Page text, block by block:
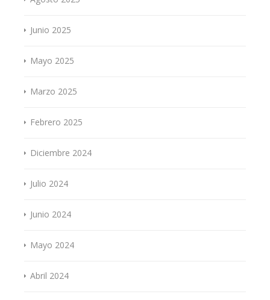
Junio 2025
Mayo 2025
Marzo 2025
Febrero 2025
Diciembre 2024
Julio 2024
Junio 2024
Mayo 2024
Abril 2024